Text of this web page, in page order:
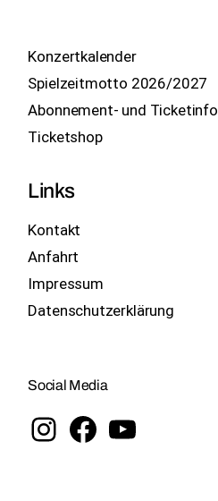
Konzertkalender
Spielzeitmotto 2026/2027
Abonnement- und Ticketinfo
Ticketshop
Links
Kontakt
Anfahrt
Impressum
Datenschutzerklärung
Social Media
Instagram
Facebook
YouTube